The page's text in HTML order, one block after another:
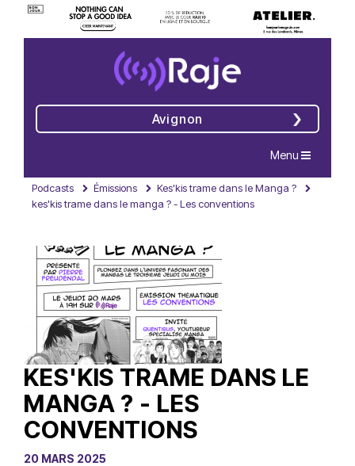
Avignon
Navigation
Menu
Podcasts Émissions
Kes'kis trame dans le Manga ?
kes'kis trame dans le manga ? - Les conventions
KES'KIS TRAME DANS LE
MANGA ? - LES
CONVENTIONS
20 MARS 2025